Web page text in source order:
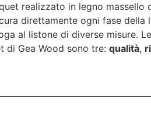
realizzato in legno massello
direttamente ogni fase della
al listone di diverse misure.
di Gea Wood sono tre: qualità,